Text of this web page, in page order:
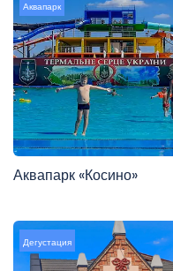
Аквапарк
Аквапарк «Косино»
Дегустация